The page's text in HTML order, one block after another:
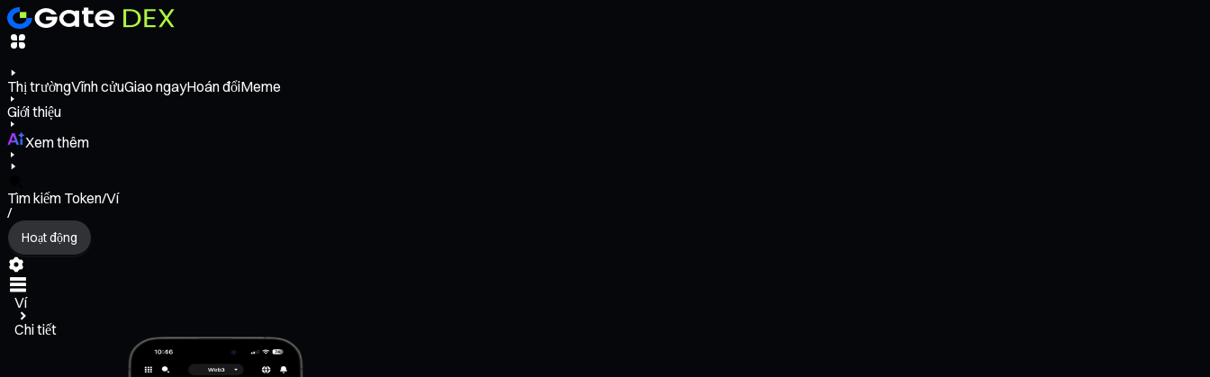
Thị trườngVĩnh cửuGiao ngayHoán đổiMeme
Giới thiệu
Xem thêm
Tìm kiếm Token/Ví
/
Hoạt động
Ví
Chi tiết